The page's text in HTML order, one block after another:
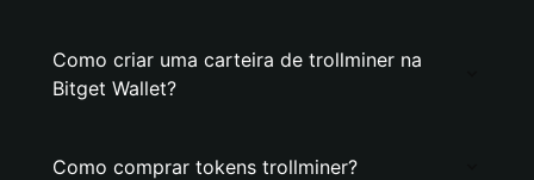
Como criar uma carteira de trollminer na
Bitget Wallet?
Como comprar tokens trollminer?